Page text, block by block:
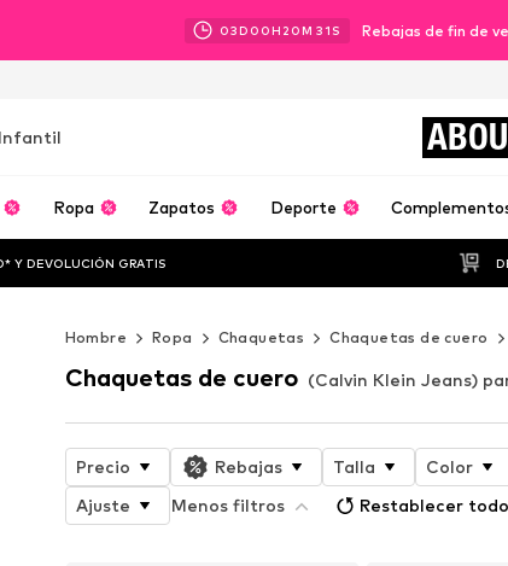
03D 00H 20M 29 S Rebajas de fin de
Infantil
Ropa Zapatos Deporte
Y DEVOLUCIÓN GRATIS
Hombre Ropa Chaquetas Chaquetas de cuero
Chaquetas de cuero (Calvin Klein Jeans)
Precio Rebajas Talla Color
Ajuste
Menos filtros Restablecer todo